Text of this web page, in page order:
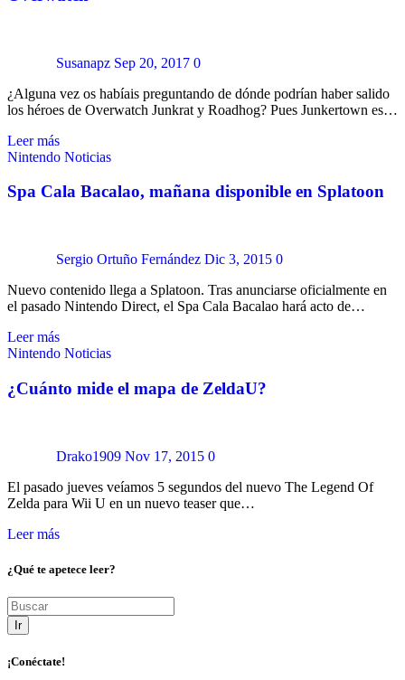
Susanapz Sep 20, 2017 0
¿Alguna vez os habíais preguntando de dónde podrían haber salido
los héroes de Overwatch Junkrat y Roadhog? Pues Junkertown es…
Leer más
Nintendo Noticias
Spa Cala Bacalao, mañana disponible en Splatoon
Sergio Ortuño Fernández Dic 3, 2015 0
Nuevo contenido llega a Splatoon. Tras anunciarse oficialmente en
el pasado Nintendo Direct, el Spa Cala Bacalao hará acto de…
Leer más
Nintendo Noticias
¿Cuánto mide el mapa de ZeldaU?
Drako1909 Nov 17, 2015 0
El pasado jueves veíamos 5 segundos del nuevo The Legend Of
Zelda para Wii U en un nuevo teaser que…
Leer más
¿Qué te apetece leer?
Ir
¡Conéctate!